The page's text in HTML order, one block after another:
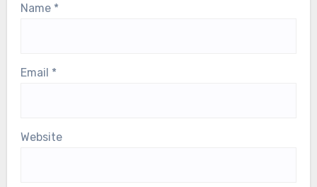
Name *
Email *
Website